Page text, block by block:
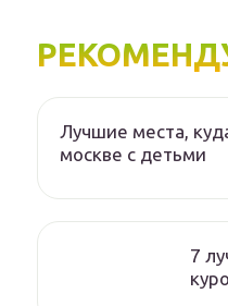
Лучшие места,
москве с детьми
7